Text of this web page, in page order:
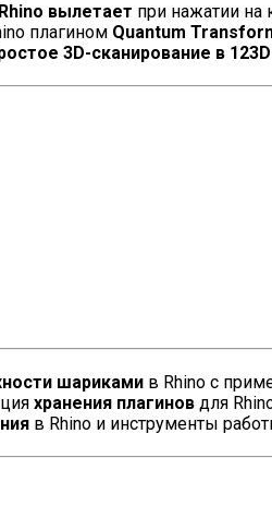
Rhino вылетает при нажатии на
плагином Quantum
3D-сканирование в
шариками в Rhino с
хранения плагинов для
в Rhino и инструменты